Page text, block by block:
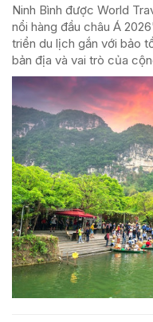
Ninh Bình được World
nổi hàng đầu châu Á
triển du lịch gắn với bảo
bản địa và vai trò của